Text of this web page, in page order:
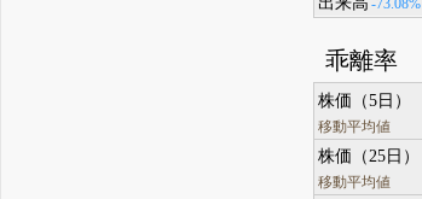
乖離率
株価（5日）
移動平均値
株価（25日）
移動平均値